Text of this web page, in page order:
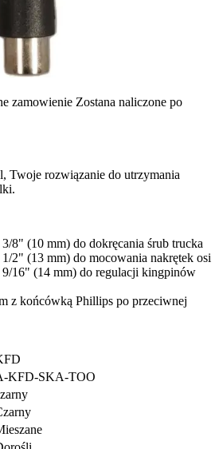
zamowienie Zostana naliczone po
Twoje rozwiązanie do utrzymania
8" (10 mm) do dokręcania śrub trucka
2" (13 mm) do mocowania nakrętek osi
9/16" (14 mm) do regulacji kingpinów
z końcówką Phillips po przeciwnej
KFD-SKA-TOO